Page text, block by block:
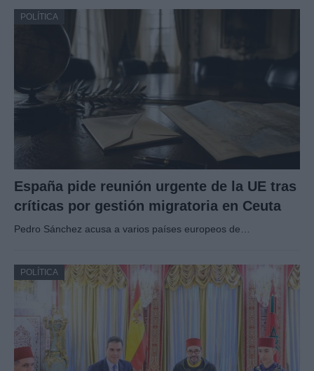
POLÍTICA
España pide reunión urgente de la UE tras
críticas por gestión migratoria en Ceuta
Pedro Sánchez acusa a varios países europeos de…
POLÍTICA